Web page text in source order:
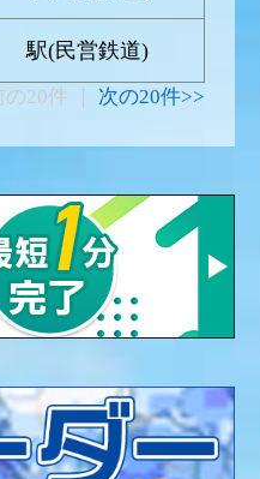
駅(民営鉄道)
20件 ｜ 次の20件>>